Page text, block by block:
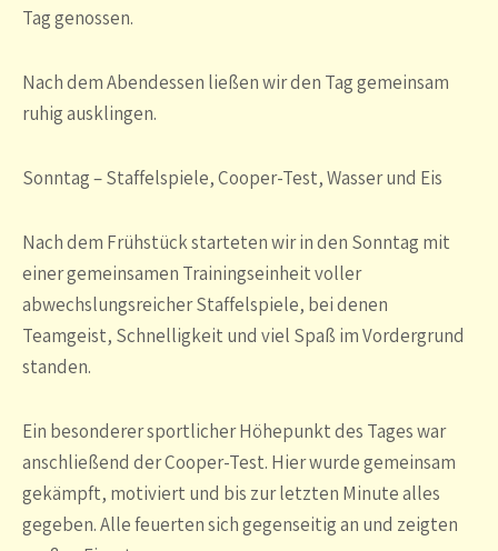
Tag genossen.
Nach dem Abendessen ließen wir den Tag gemeinsam
ruhig ausklingen.
Sonntag – Staffelspiele, Cooper-Test, Wasser und Eis
Nach dem Frühstück starteten wir in den Sonntag mit
einer gemeinsamen Trainingseinheit voller
abwechslungsreicher Staffelspiele, bei denen
Teamgeist, Schnelligkeit und viel Spaß im Vordergrund
standen.
Ein besonderer sportlicher Höhepunkt des Tages war
anschließend der Cooper-Test. Hier wurde gemeinsam
gekämpft, motiviert und bis zur letzten Minute alles
gegeben. Alle feuerten sich gegenseitig an und zeigten